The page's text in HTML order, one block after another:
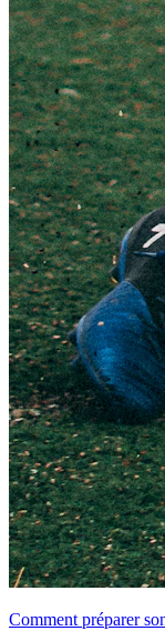
Comment préparer